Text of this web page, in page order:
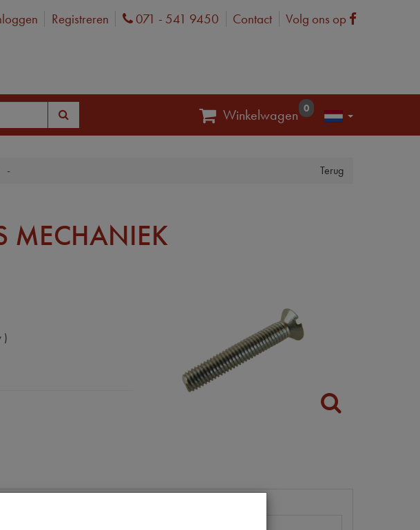
Registreren Phone
071 - 541 9450 Contact Volg ons op Facebook
Winkelwagen 0
Terug
-
MECHANIEK
)